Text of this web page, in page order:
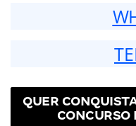
QUER
CONCURSO